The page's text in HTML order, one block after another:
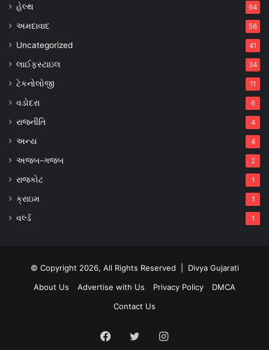
હેલ્થ 64
અમદાવાદ 56
Uncategorized 41
લાઈફસ્ટાઇલ 34
ટેકનોલોજી 11
વડોદરા 6
રાજનીતિ 4
અન્ય 4
અજબ-ગજબ 2
રાજકોટ 1
ક્રાઇમ 1
વર્લ્ડ 1
© Copyright 2026, All Rights Reserved | Divya Gujarati
About Us
Advertise with Us Privacy Policy
DMCA
Contact Us
Facebook
TwitterInstagram